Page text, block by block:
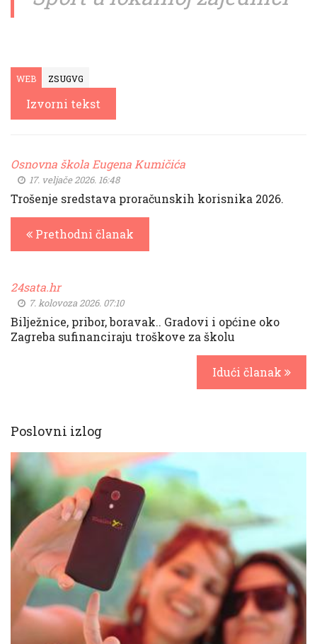
WEB ZSUGVG
Izvorni tekst
Osnovna škola Eugena Kumičića
17. veljače 2026. 16:48
Trošenje sredstava proračunskih korisnika 2026.
Prethodni članak
24sata.hr
7. kolovoza 2026. 07:10
Bilježnice, pribor, boravak.. Gradovi i općine oko
Zagreba sufinanciraju troškove za školu
Idući članak
Poslovni izlog